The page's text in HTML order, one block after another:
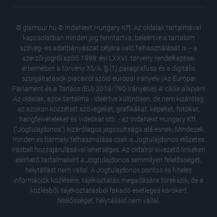
© glamour.hu © IndaNext Hungary Kft. Az oldalak tartalmával
kapcsolatban minden jog fenntartva, beleértve a tartalom
szöveg- és adatbányászat céljára való felhasználását is – a
szerzői jogról szóló 1999. évi LXXVI. törvény rendelkezései
értelmében a törvény 35/A. § (1) paragrafusa és a digitális
szolgáltatások piacairól szóló európai irányelv (Az Európai
Parlament és a Tanács (EU) 2019/790 Irányelve) 4. cikke alapján!
Az oldalak, azok tartalma - ideértve különösen, de nem kizárólag
az azokon közzétett szövegeket, grafikákat, képeket, fotókat,
hangfelvételeket és videókat stb. - az IndaNext Hungary Kft.
("Jogtulajdonos") kizárólagos jogosultsága alá esnek. Mindezek
minden és bármely felhasználása csak a Jogtulajdonos előzetes
írásbeli hozzájárulásával lehetséges. Az oldalról kivezető linkeken
elérhető tartalmakért a Jogtulajdonos semmilyen felelősséget,
helytállást nem vállal. A Jogtulajdonos pontos és hiteles
információk közlésére, tájékoztatás megadására törekszik, de a
közlésből, tájékoztatásból fakadó esetleges károkért
felelősséget, helytállást nem vállal.